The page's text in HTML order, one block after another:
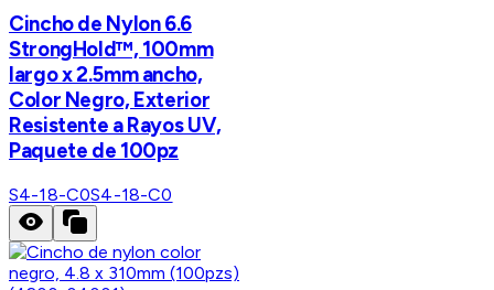
Cincho de Nylon 6.6
StrongHold™, 100mm
largo x 2.5mm ancho,
Color Negro, Exterior
Resistente a Rayos UV,
Paquete de 100pz
S4-18-C0S4-18-C0